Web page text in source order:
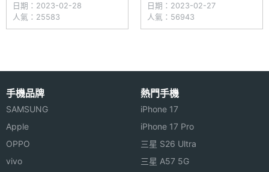
Xiaomi 13 Lite 同步受理預購至
3/7 止。台灣方面，小米預計
預期台灣售價將會超
日期：2023-02-28
人氣：25583
旗艦平台與徠卡專業光學鏡頭的
旗艦手機 Xiaomi 13 與 Xiaomo
採用用 Snapdr
日期：2023-02-27
人氣：56943
手機品牌
SAMSUNG
Apple
OPPO
vivo
熱門手機
iPhone 17
iPhone 17 Pro
三星 S26 Ultra
三星 A57 5G